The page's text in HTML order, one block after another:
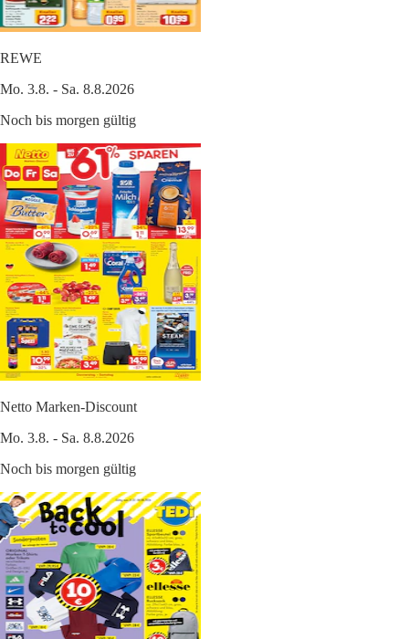
REWE
Mo. 3.8. - Sa. 8.8.2026
Noch bis morgen gültig
Netto Marken-Discount
Mo. 3.8. - Sa. 8.8.2026
Noch bis morgen gültig